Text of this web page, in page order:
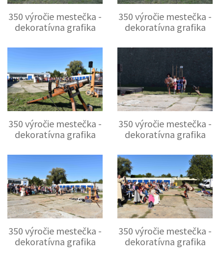
350 výročie mestečka -
dekoratívna grafika
350 výročie mestečka -
dekoratívna grafika
350 výročie mestečka -
dekoratívna grafika
350 výročie mestečka -
dekoratívna grafika
350 výročie mestečka -
dekoratívna grafika
350 výročie mestečka -
dekoratívna grafika